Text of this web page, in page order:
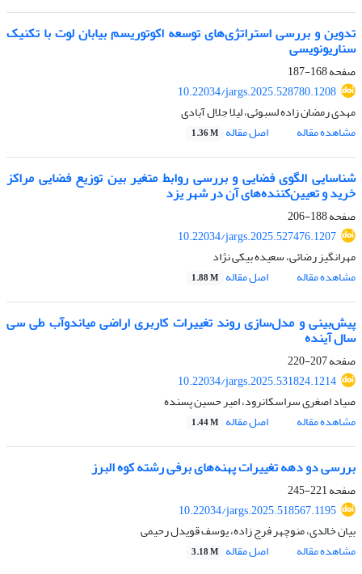
تدوین و بررسی استراتژی‌های توسعه اکوتوریسم بیابان لوت با تکنیک
سناریونویسی
صفحه168-187
10.22034/jargs.2025.528780.1208
مهدی رمضان زاده لسبوئی، لیلا جلال آبادی
مشاهده مقاله
اصل مقاله 1.36 M
شناسایی الگوی فضایی و بررسی روابط متغیر بین توزیع فضایی مراکز
خرید و تعیین‌کننده‌های آن در شهر یزد
صفحه188-206
10.22034/jargs.2025.527476.1207
مهرانگیز رضائی، سعیده بیکی نژاد
مشاهده مقاله
اصل مقاله 1.88 M
پیش‌بینی و مدل‌سازی روند تغییرات کاربری اراضی میاندوآب طی سی
سال آینده
صفحه207-220
10.22034/jargs.2025.531824.1214
صیاد اصغری سراسکانرود، امیر حسین پسنده
مشاهده مقاله
اصل مقاله 1.44 M
بررسی دو دهه تغییرات پهنه‌های برفی رشته کوه البرز
صفحه221-245
10.22034/jargs.2025.518567.1195
بیان خالدی، منوچهر فرج زاده، یوسف قویدل رحیمی
مشاهده مقاله
اصل مقاله 3.18 M